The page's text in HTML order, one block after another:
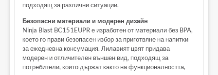
подходящ за различни ситуации.
Безопасни материали и модерен дизайн
Ninja Blast BC151EUPR е изработен от материали без BPA,
което го прави безопасен избор за приготвяне на напитки
за ежедневна консумация. Лилавият цвят придава
модерен и отличителен външен вид, подходящ за
потребители, които държат както на функционалността,